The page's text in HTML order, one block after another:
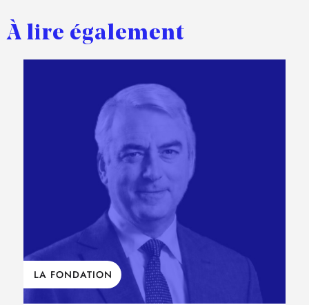
À lire également
LA FONDATION